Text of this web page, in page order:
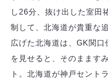
し26分、抜け出した室田
制して、北海道が貴重な
広げた北海道は、GK関
を見せると、そのまます
ト。北海道が神戸セント